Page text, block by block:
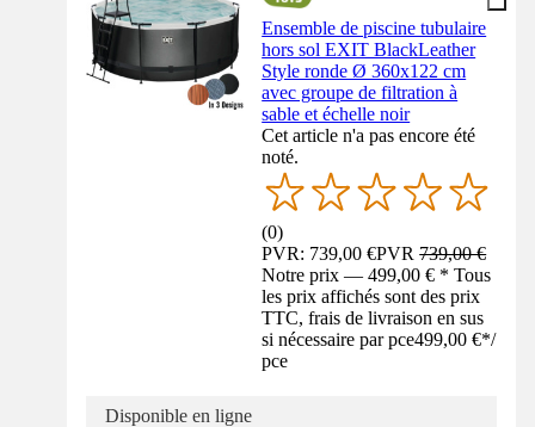
Ensemble de piscine tubulaire
hors sol EXIT BlackLeather
Style ronde Ø 360x122 cm
avec groupe de filtration à
sable et échelle noir
Cet article n'a pas encore été
noté.
(0)
PVR: 739,00 €PVR739,00 €
Notre prix — 499,00 € * Tous
les prix affichés sont des prix
TTC, frais de livraison en sus
si nécessaire par pce499,00 €*/
pce
Disponible en ligne